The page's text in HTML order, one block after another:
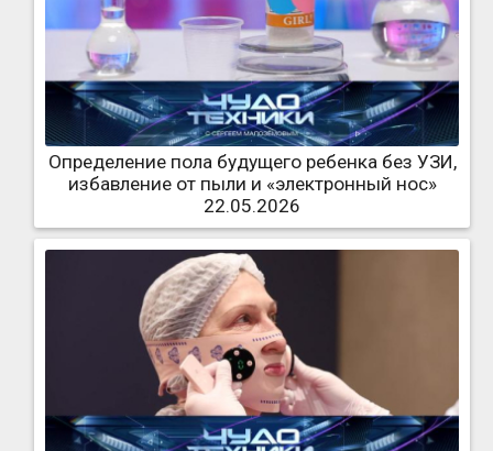
Определение пола будущего ребенка без УЗИ,
избавление от пыли и «электронный нос»
22.05.2026